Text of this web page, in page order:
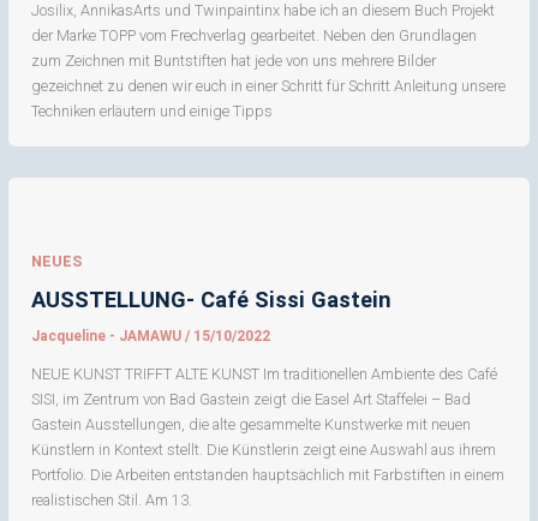
Josilix, AnnikasArts und Twinpaintinx habe ich an diesem Buch Projekt
der Marke TOPP vom Frechverlag gearbeitet. Neben den Grundlagen
zum Zeichnen mit Buntstiften hat jede von uns mehrere Bilder
gezeichnet zu denen wir euch in einer Schritt für Schritt Anleitung unsere
Techniken erläutern und einige Tipps
NEUES
AUSSTELLUNG- Café Sissi Gastein
Jacqueline - JAMAWU/ 15/10/2022
NEUE KUNST TRIFFT ALTE KUNST Im traditionellen Ambiente des Café
SISI, im Zentrum von Bad Gastein zeigt die Easel Art Staffelei – Bad
Gastein Ausstellungen, die alte gesammelte Kunstwerke mit neuen
Künstlern in Kontext stellt. Die Künstlerin zeigt eine Auswahl aus ihrem
Portfolio. Die Arbeiten entstanden hauptsächlich mit Farbstiften in einem
realistischen Stil. Am 13.